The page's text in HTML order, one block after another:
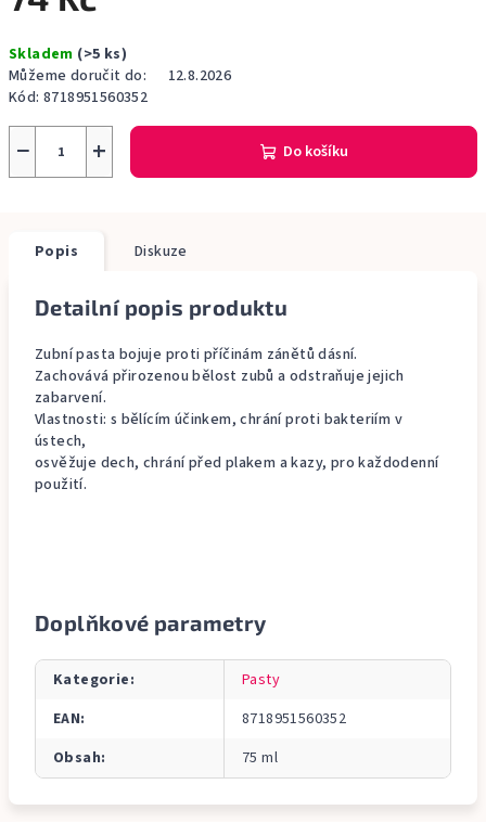
cena:
Skladem (>5 ks)
Můžeme doručit do:
12.8.2026
Kód: 8718951560352
+
− Do košíku
Popis Diskuze
Detailní popis produktu
Zubní pasta bojuje proti příčinám zánětů dásní.
Zachovává přirozenou bělost zubů a odstraňuje jejich
zabarvení.
Vlastnosti: s bělícím účinkem, chrání proti bakteriím v
ústech,
osvěžuje dech, chrání před plakem a kazy, pro každodenní
použití.
Doplňkové parametry
Kategorie:
Pasty
EAN:
8718951560352
Obsah: 75 ml